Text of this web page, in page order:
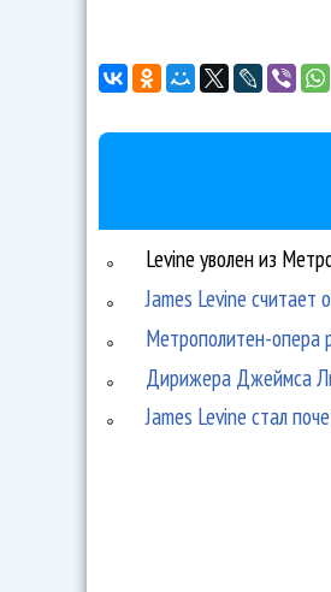
Levine уволен из
James Levine считает
Метрополитен-опера
Дирижера Джеймса
James Levine стал